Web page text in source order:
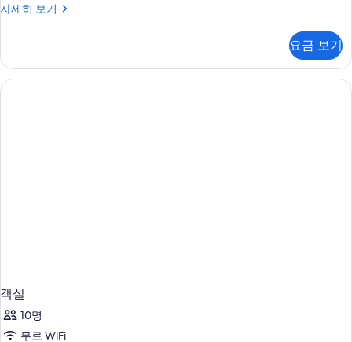
두
자세히 보기
ONE
세
히
보
요금 보기
객실
10명
무료 WiFi